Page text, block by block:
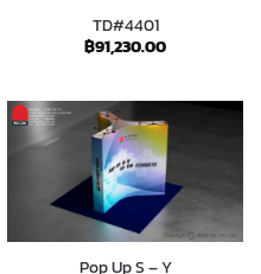
TD#4401
฿91,230.00
Pop Up S – Y